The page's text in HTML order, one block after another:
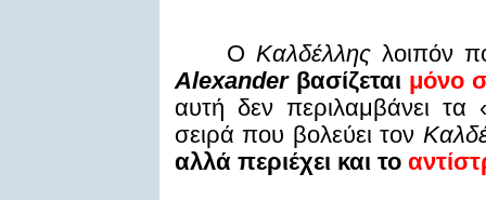
Ο Καλδέλληςλοιπόν
Alexander βασίζεται μόνο
αυτή δεν περιλαμβάνει τα
σειρά που βολεύει τον
αλλά περιέχει και το